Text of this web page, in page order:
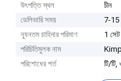
উৎপত্তি স্থল
চীন
ডেলিভারি সময়
7-15
ন্যূনতম চাহিদার পরিমাণ
1 সেট
পরিচিতিমুলক নাম
পরিশোধের শর্ত
টি/